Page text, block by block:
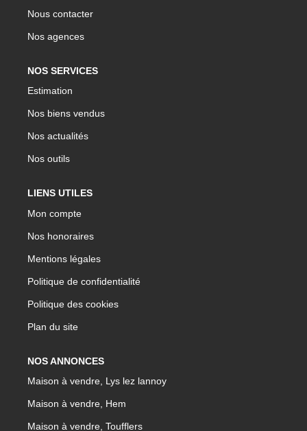
Nous contacter
Nos agences
NOS SERVICES
Estimation
Nos biens vendus
Nos actualités
Nos outils
LIENS UTILES
Mon compte
Nos honoraires
Mentions légales
Politique de confidentialité
Politique des cookies
Plan du site
NOS ANNONCES
Maison à vendre, Lys lez lannoy
Maison à vendre, Hem
Maison à vendre, Toufflers